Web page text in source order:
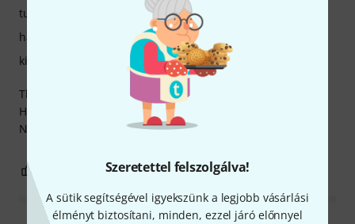
Szeretettel felszolgálva!
A sütik segítségével igyekszünk a legjobb vásárlási
élményt biztosítani, minden, ezzel járó előnnyel
The fantastic people at Thomann helped me try the
Heritage, Great River RN517 and the Neve1073. I chose the
Neve. Sounds amazing. Excellent service as ever!
tulajdonsagok
hangzás
kivitelezés
JELENTEM!